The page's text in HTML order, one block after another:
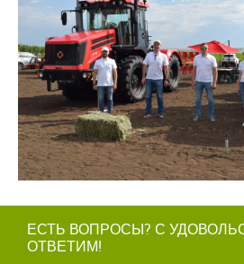
ЕСТЬ ВОПРОСЫ? С
ОТВЕТИМ!